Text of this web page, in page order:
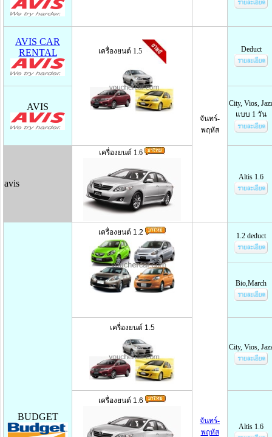
AVIS CAR
RENTAL
เครื่องยนต์ 1.5
จันทร์-
พฤหัส
Deduct
AVIS
City, Vios,
แบบ 1 วัน
avis
เครื่องยนต์ 1.6
Altis 1.6
BUDGET
เครื่องยนต์ 1.2
จันทร์-
พฤหัส
1.2 deduct
Bio,March
เครื่องยนต์ 1.5
City, Vios,
เครื่องยนต์ 1.6
Altis 1.6